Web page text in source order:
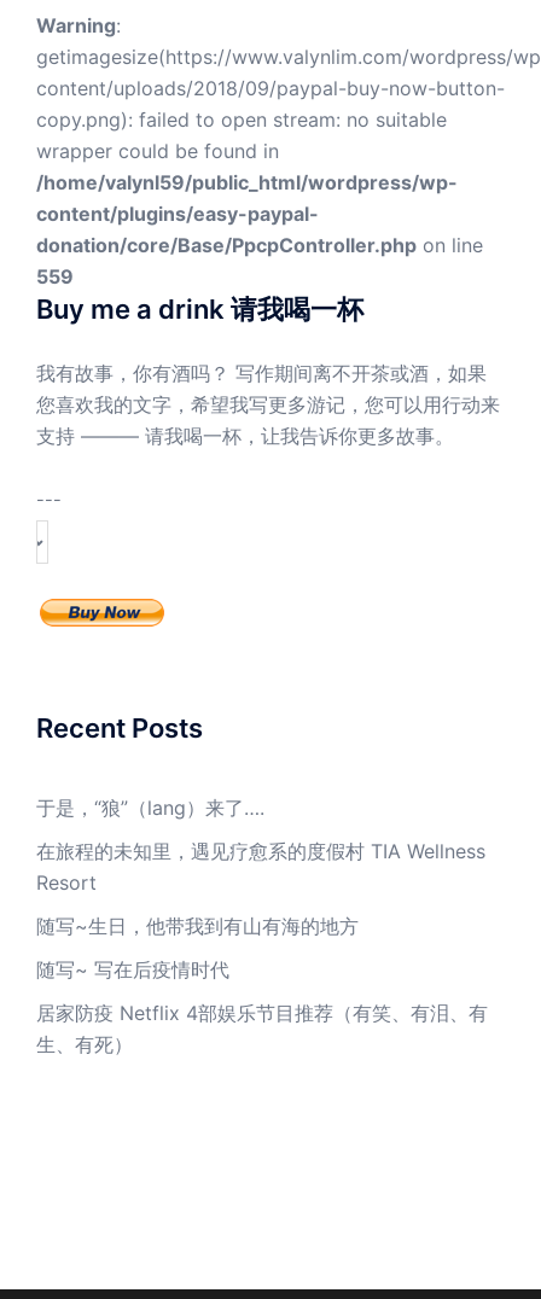
Warning:
getimagesize(https://www.valynlim.com/wordpress/
content/uploads/2018/09/paypal-buy-now-button-
copy.png): failed to open stream: no suitable
wrapper could be found in
/home/valynl59/public_html/wordpress/wp-
content/plugins/easy-paypal-
donation/core/Base/PpcpController.php on line
559
Buy me a drink 请我喝一杯
我有故事，你有酒吗？ 写作期间离不开茶或酒，如果
您喜欢我的文字，希望我写更多游记，您可以用行动来
支持 ——— 请我喝一杯，让我告诉你更多故事。
---
Recent Posts
于是，“狼”（lang）来了….
在旅程的未知里，遇见疗愈系的度假村 TIA Wellness
Resort
随写~生日，他带我到有山有海的地方
随写~ 写在后疫情时代
居家防疫 Netflix 4部娱乐节目推荐（有笑、有泪、有
生、有死）